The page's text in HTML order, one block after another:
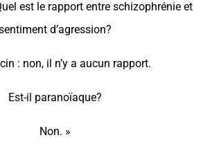
est le rapport entre schizophrénie et
d’agression?
: non, il n’y a aucun rapport.
Est-il paranoïaque?
Non. »